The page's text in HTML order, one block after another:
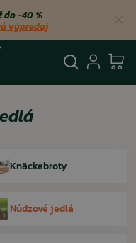
−40 %
výpredaj
Knäckebroty
Núdzové jedlá